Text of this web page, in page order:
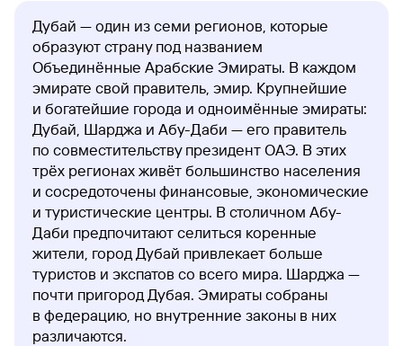
Дубай — один из семи регионов, которые
образуют страну под названием
Объединённые Арабские Эмираты. В каждом
эмирате свой правитель, эмир. Крупнейшие
и богатейшие города и одноимённые эмираты:
Дубай, Шарджа и Абу-Даби — его правитель
по совместительству президент ОАЭ. В этих
трёх регионах живёт большинство населения
и сосредоточены финансовые, экономические
и туристические центры. В столичном Абу-
Даби предпочитают селиться коренные
жители, город Дубай привлекает больше
туристов и экспатов со всего мира. Шарджа —
почти пригород Дубая. Эмираты собраны
в федерацию, но внутренние законы в них
различаются.